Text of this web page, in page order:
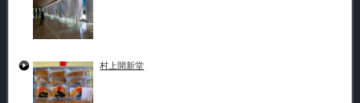
村上開新堂